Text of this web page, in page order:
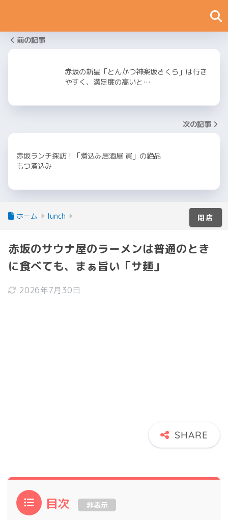
前の記事
赤坂の新星「とんかつ神楽坂さくら」は行き
やすく、満足度の高いと…
次の記事
赤坂ランチ探訪！「煮込み居酒屋 寅」の絶品
もつ煮込み
ホーム lunch
赤坂のサウナ屋のラーメンは普通のとき
に食べても、まぁ旨い「サ麺」
2026年7月30日
目次 非表示